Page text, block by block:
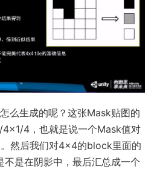
么生成的呢？这张Mask贴图的
4×1/4，也就是说一个Mask值对
然后我们对4×4的block里面的
不是在阴影中，最后汇总成一个